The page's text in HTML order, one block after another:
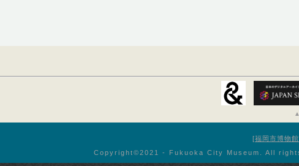
福岡市博物
Copyright©︎2021 - Fukuoka City Museum. All